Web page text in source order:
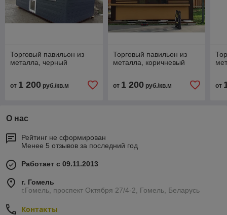
Торговый павильон из
металла, черный
от 1 200 руб./кв.м
Торговый павильон из
металла, коричневый
от 1 200руб./кв.м от
О нас
Рейтинг не сформирован
Менее 5 отзывов за последний год
Работает с 09.11.2013
г. Гомель
г.Гомель, проспект Октября 27/4-2, Гомель, Беларусь
Контакты